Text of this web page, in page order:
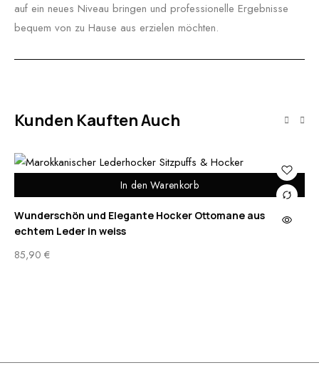
auf ein neues Niveau bringen und professionelle Ergebnisse
bequem von zu Hause aus erzielen möchten.
Kunden Kauften Auch
In den Warenkorb
Wunderschön und Elegante Hocker Ottomane aus
echtem Leder in weiss
85,90 €